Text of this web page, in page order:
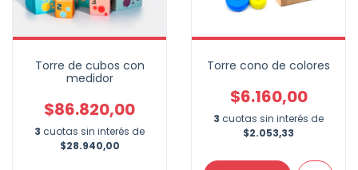
Torre de cubos con
medidor
$86.820,00
3 cuotas sin interés de
$28.940,00
Torre cono de colores
$6.160,00
3 cuotas sin interés de
$2.053,33